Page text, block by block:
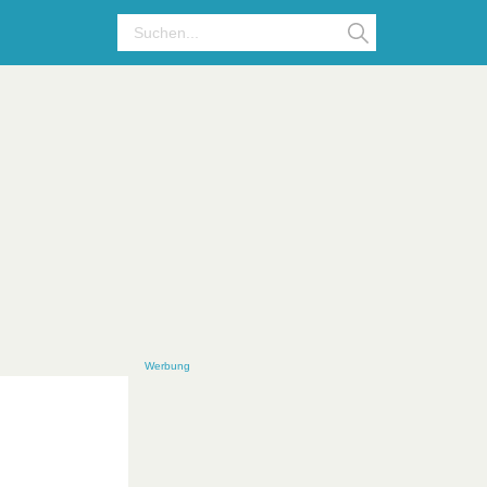
Werbung